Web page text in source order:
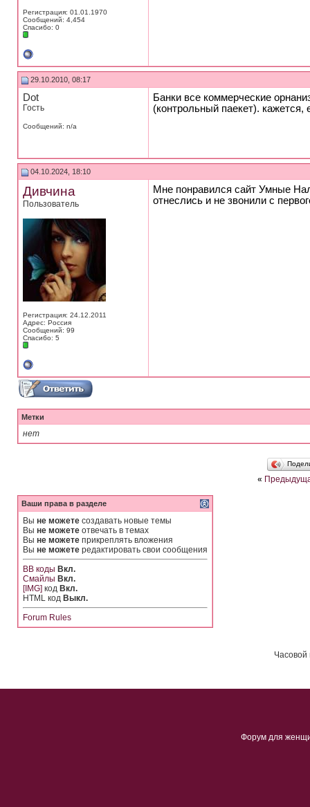
Регистрация: 01.01.1970
Сообщений: 4,454
Спасибо: 0
29.10.2010, 08:17
Dot
Гость
Сообщений: n/a
Банки все коммерческие
(контрольный паекет).
04.10.2024, 18:10
Дивчина
Пользователь
Регистрация: 24.12.2011
Адрес: Россия
Сообщений: 99
Спасибо: 5
Мне понравился сайт Умные
отнеслись и не звонили с
Метки
нет
«
Ваши права в разделе
Вы не можете создавать новые темы
Вы не можете отвечать в темах
Вы не можете прикреплять вложения
Вы не можете редактировать свои сообщения
BB коды Вкл.
Смайлы Вкл.
[IMG] код Вкл.
HTML код Выкл.
Forum Rules
Часовой
Форум для